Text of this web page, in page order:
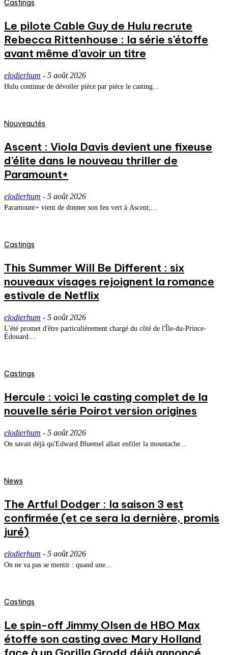
Castings
Le pilote Cable Guy de Hulu recrute
Rebecca Rittenhouse : la série s’étoffe
avant même d’avoir un titre
elodierhum - 5 août 2026
Hulu continue de dévoiler pièce par pièce le casting...
Nouveautés
Ascent : Viola Davis devient une fixeuse
d’élite dans le nouveau thriller de
Paramount+
elodierhum - 5 août 2026
Paramount+ vient de donner son feu vert à Ascent,...
Castings
This Summer Will Be Different : six
nouveaux visages rejoignent la romance
estivale de Netflix
elodierhum - 5 août 2026
L'été promet d'être particulièrement chargé du côté de l'Île-du-Prince-
Édouard....
Castings
Hercule : voici le casting complet de la
nouvelle série Poirot version origines
elodierhum - 5 août 2026
On savait déjà qu'Edward Bluemel allait enfiler la moustache...
News
The Artful Dodger : la saison 3 est
confirmée (et ce sera la dernière, promis
juré)
elodierhum - 5 août 2026
On ne va pas se mentir : quand une...
Castings
Le spin-off Jimmy Olsen de HBO Max
étoffe son casting avec Mary Holland